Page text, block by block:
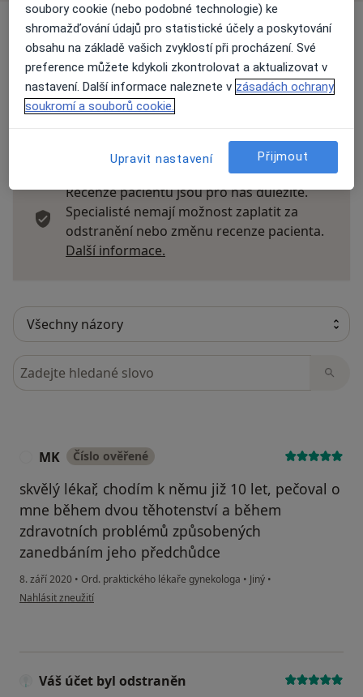
Názory
Přidejte svůj názor
Recenze pacientů jsou pro nás důležité.
Specialisté nemají možnost zaplatit za
odstranění nebo změnu recenze pacienta.
Další informace.
Hledejte v názorech
MK Číslo ověřené
skvělý lékař, chodím k němu již 10 let, pečoval o
mne během dvou těhotenství a během
zdravotních problémů způsobených
zanedbáním jeho předchůdce
8. září 2020 • Ord. praktického lékaře gynekologa • Jiný •
podle názoru uživatele MK
Nahlásit zneužití
Váš účet byl odstraněn
soubory cookie (nebo podobné technologie) ke
shromažďování údajů pro statistické účely a poskytování
obsahu na základě vašich zvyklostí při procházení. Své
preference můžete kdykoli zkontrolovat a aktualizovat v
nastavení. Další informace naleznete v zásadách ochrany
soukromí a souborů cookie.
Upravit nastavení Přijmout